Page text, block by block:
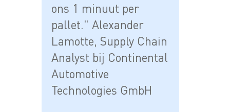
ons 1 minuut per
pallet." Alexander
Lamotte, Supply Chain
Analyst bij Continental
Automotive
Technologies GmbH